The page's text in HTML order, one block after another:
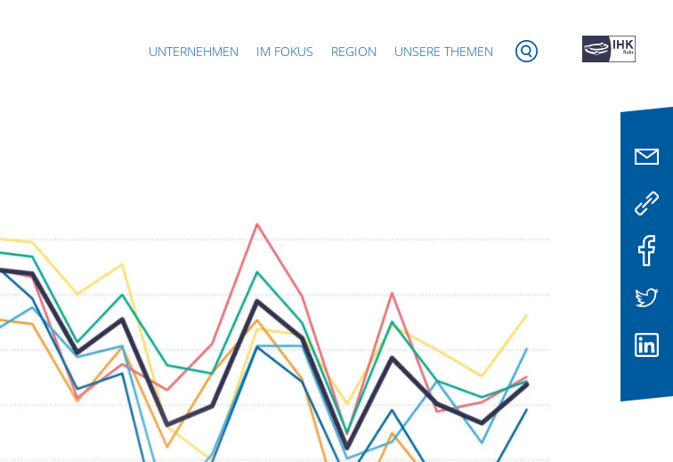
UNTERNEHMEN IM FOKUS REGION UNSERE THEMEN